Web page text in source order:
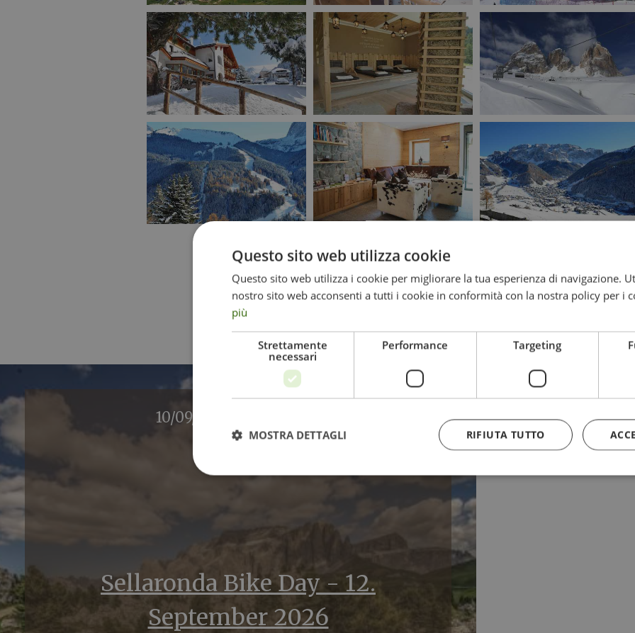
10/09/2026 - 13/09/2026
Sellaronda Bike Day - 12.
September 2026
Questo sito web utilizza cookie
Questo sito web utilizza i cookie per migliorare la tua esperienza di navigazione.
nostro sito web acconsenti a tutti i cookie in conformità con la nostra policy per i
più
Strettamente
necessari
Performance Targeting
RIFIUTA TUTTO
MOSTRA DETTAGLI